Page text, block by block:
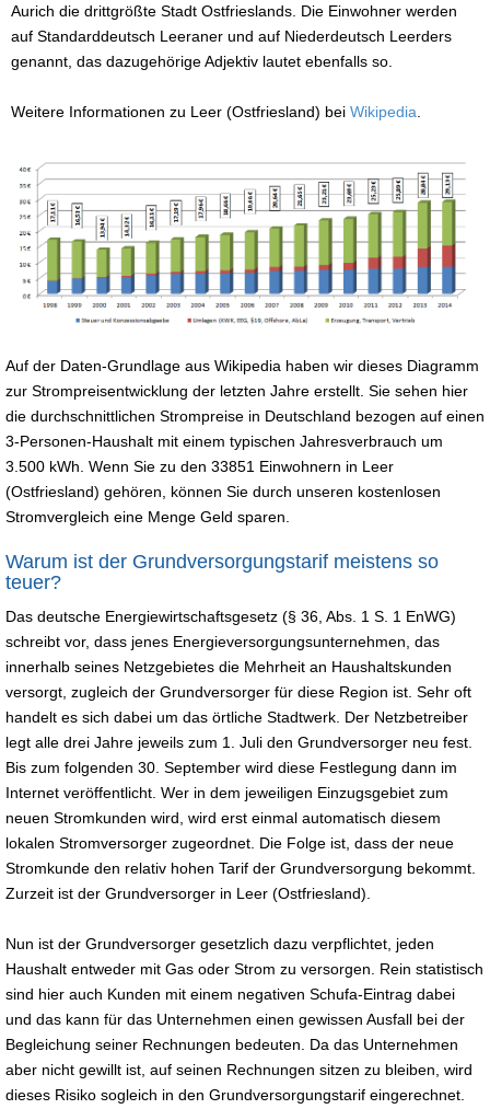
Aurich die drittgrößte Stadt Ostfrieslands. Die Einwohner werden
auf Standarddeutsch Leeraner und auf Niederdeutsch Leerders
genannt, das dazugehörige Adjektiv lautet ebenfalls so.
Weitere Informationen zu Leer (Ostfriesland) bei Wikipedia
Auf der Daten-Grundlage aus Wikipedia haben wir dieses Diagramm
zur Strompreisentwicklung der letzten Jahre erstellt. Sie sehen hier
die durchschnittlichen Strompreise in Deutschland bezogen auf einen
3-Personen-Haushalt mit einem typischen Jahresverbrauch um
3.500 kWh. Wenn Sie zu den 33851 Einwohnern in Leer
(Ostfriesland) gehören, können Sie durch unseren kostenlosen
Stromvergleich eine Menge Geld sparen.
Warum ist der Grundversorgungstarif meistens so
teuer?
Das deutsche Energiewirtschaftsgesetz (§ 36, Abs. 1 S. 1 EnWG)
schreibt vor, dass jenes Energieversorgungsunternehmen, das
innerhalb seines Netzgebietes die Mehrheit an Haushaltskunden
versorgt, zugleich der Grundversorger für diese Region ist. Sehr oft
handelt es sich dabei um das örtliche Stadtwerk. Der Netzbetreiber
legt alle drei Jahre jeweils zum 1. Juli den Grundversorger neu fest.
Bis zum folgenden 30. September wird diese Festlegung dann im
Internet veröffentlicht. Wer in dem jeweiligen Einzugsgebiet zum
neuen Stromkunden wird, wird erst einmal automatisch diesem
lokalen Stromversorger zugeordnet. Die Folge ist, dass der neue
Stromkunde den relativ hohen Tarif der Grundversorgung bekommt.
Zurzeit ist der Grundversorger in Leer (Ostfriesland).
Nun ist der Grundversorger gesetzlich dazu verpflichtet, jeden
Haushalt entweder mit Gas oder Strom zu versorgen. Rein statistisch
sind hier auch Kunden mit einem negativen Schufa-Eintrag dabei
und das kann für das Unternehmen einen gewissen Ausfall bei der
Begleichung seiner Rechnungen bedeuten. Da das Unternehmen
aber nicht gewillt ist, auf seinen Rechnungen sitzen zu bleiben, wird
dieses Risiko sogleich in den Grundversorgungstarif eingerechnet.